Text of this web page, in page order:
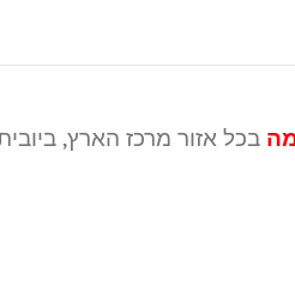
בכל אזור מרכז הארץ,